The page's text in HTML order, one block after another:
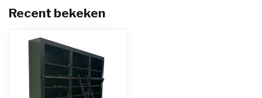
Recent bekeken